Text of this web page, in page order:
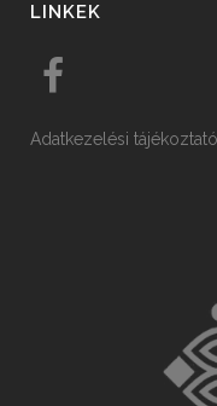
LINKEK
Adatkezelési tájékoztató